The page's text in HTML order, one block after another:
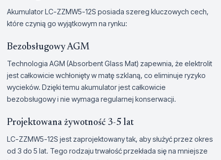
Akumulator LC-ZZMW5-12S posiada szereg kluczowych cech,
które czynią go wyjątkowym na rynku:
Bezobsługowy AGM
Technologia AGM (Absorbent Glass Mat) zapewnia, że elektrolit
jest całkowicie wchłonięty w matę szklaną, co eliminuje ryzyko
wycieków. Dzięki temu akumulator jest całkowicie
bezobsługowy i nie wymaga regularnej konserwacji.
Projektowana żywotność 3-5 lat
LC-ZZMW5-12S jest zaprojektowany tak, aby służyć przez okres
od 3 do 5 lat. Tego rodzaju trwałość przekłada się na mniejsze